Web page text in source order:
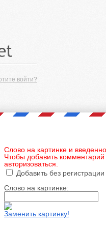
войти?
Слово на картинке и
Чтобы добавить комментарий
авторизоваться.
Добавить без регистрации
Слово на картинке:
Заменить картинку!